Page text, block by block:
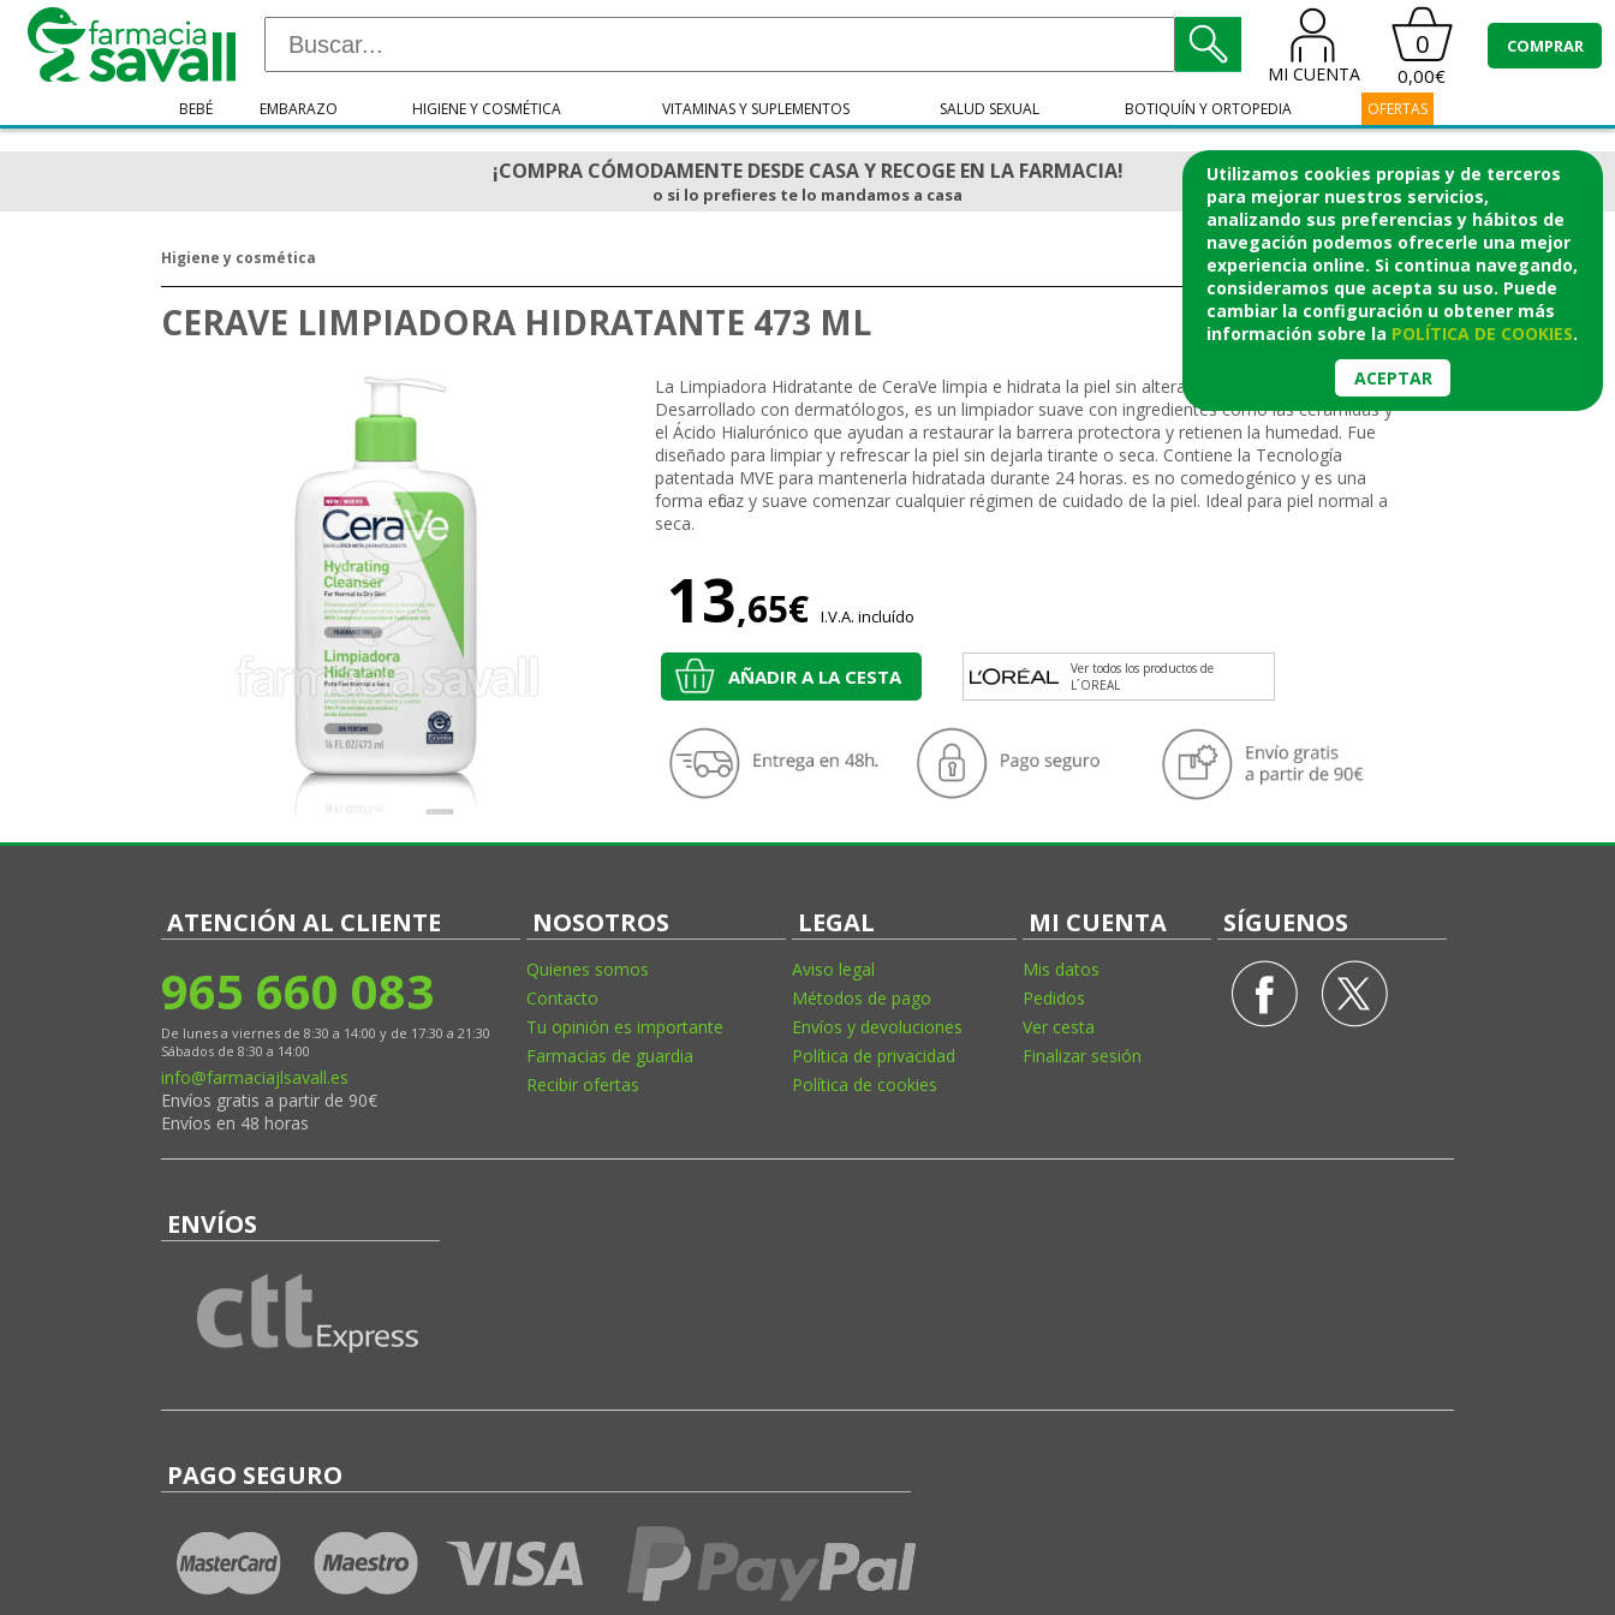
Utilizamos cookies propias y de terceros
para mejorar nuestros servicios,
analizando sus preferencias y hábitos de
navegación podemos ofrecerle una mejor
experiencia online. Si continua navegando,
consideramos que acepta su uso. Puede
cambiar la configuración u obtener más
información sobre la POLÍTICA DE COOKIES.
ACEPTAR
MI CUENTA
0
0,00€
COMPRAR
BEBÉ EMBARAZO HIGIENE Y COSMÉTICA VITAMINAS Y SUPLEMENTOS SALUD SEXUAL BOTIQUÍN Y ORTOPEDIA OFERTAS
¡COMPRA CÓMODAMENTE DESDE CASA Y RECOGE EN LA FARMACIA!
o si lo prefieres te lo mandamos a casa
Higiene y cosmética
CERAVE LIMPIADORA HIDRATANTE 473 ML
La Limpiadora Hidratante de CeraVe limpia e hidrata la piel sin alterar la barrera cutánea.
Desarrollado con dermatólogos, es un limpiador suave con ingredientes como las ceramidas y
el Ácido Hialurónico que ayudan a restaurar la barrera protectora y retienen la humedad. Fue
diseñado para limpiar y refrescar la piel sin dejarla tirante o seca. Contiene la Tecnología
patentada MVE para mantenerla hidratada durante 24 horas. es no comedogénico y es una
forma eficaz y suave comenzar cualquier régimen de cuidado de la piel. Ideal para piel normal a
seca.​
13,65€ I.V.A. incluído
AÑADIR A LA CESTA
Ver todos los productos de
L´OREAL
ATENCIÓN AL CLIENTE
965 660 083
De lunes a viernes de 8:30 a 14:00 y de 17:30 a 21:30
Sábados de 8:30 a 14:00
info@farmaciajlsavall.es
Envíos gratis a partir de 90€
Envíos en 48 horas
NOSOTROS
Quienes somos
Contacto
Tu opinión es importante
Farmacias de guardia
Recibir ofertas
LEGAL
Aviso legal
Métodos de pago
Envíos y devoluciones
Política de privacidad
Política de cookies
MI CUENTA
Mis datos
Pedidos
Ver cesta
Finalizar sesión
SÍGUENOS
ENVÍOS
PAGO SEGURO